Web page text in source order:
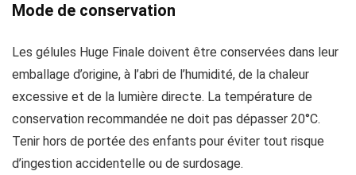
Mode de conservation
Les gélules Huge Finale doivent être conservées dans leur
emballage d’origine, à l’abri de l’humidité, de la chaleur
excessive et de la lumière directe. La température de
conservation recommandée ne doit pas dépasser 20°C.
Tenir hors de portée des enfants pour éviter tout risque
d’ingestion accidentelle ou de surdosage.